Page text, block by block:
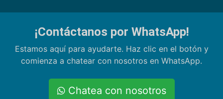
¡Contáctanos por WhatsApp!
Estamos aquí para ayudarte. Haz clic en el botón y
comienza a chatear con nosotros en WhatsApp.
Chatea con nosotros